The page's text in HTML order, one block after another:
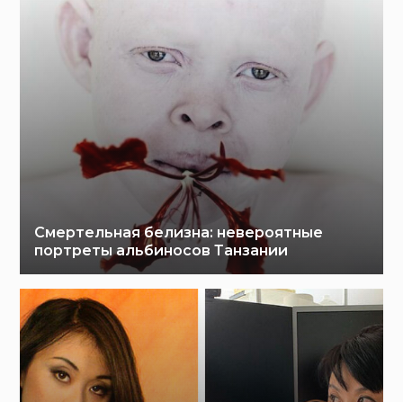
Смертельная белизна: невероятные
портреты альбиносов Танзании